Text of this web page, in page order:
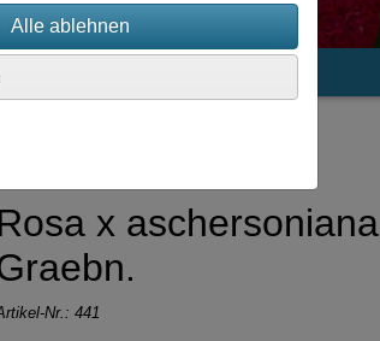
x aschersoniana
Nr.: 441